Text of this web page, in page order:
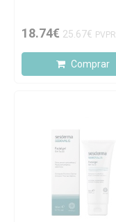
18.74€ 25.67€ PVPR
Comprar